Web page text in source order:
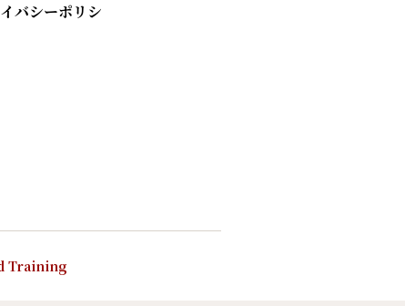
バシーポリシ
Training